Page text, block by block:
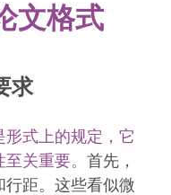
文格式
求
式上的规定，它
关重要。 首先，
距。这些看似微